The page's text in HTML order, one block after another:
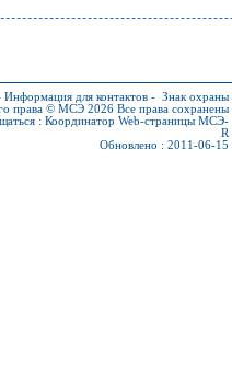
Информация для контактов - Знак охраны
права © МСЭ 2026 Все права сохранены
: Координатор Web-страницы МСЭ-
R
Обновлено : 2011-06-15